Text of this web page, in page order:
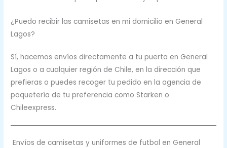
¿Puedo recibir las camisetas en mi domicilio en General
Lagos?
Sí, hacemos envíos directamente a tu puerta en General
Lagos o a cualquier región de Chile, en la dirección que
prefieras o puedes recoger tu pedido en la agencia de
paquetería de tu preferencia como Starken o
Chileexpress.
Envíos de camisetas y uniformes de futbol en General